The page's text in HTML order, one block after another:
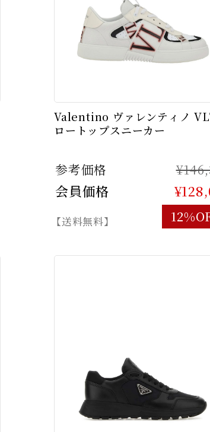
Valentino ヴァレンティノ VLTN
ロートップスニーカー
参考価格
会員価格
【送料無料】